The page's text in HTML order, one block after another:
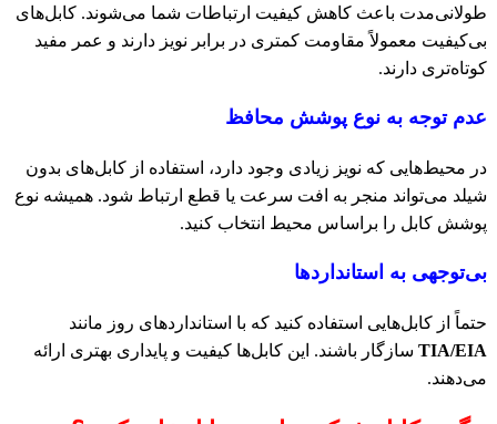
طولانی‌مدت باعث کاهش کیفیت ارتباطات شما می‌شوند. کابل‌های
بی‌کیفیت معمولاً مقاومت کمتری در برابر نویز دارند و عمر مفید
کوتاه‌تری دارند.
عدم توجه به نوع پوشش محافظ
در محیط‌هایی که نویز زیادی وجود دارد، استفاده از کابل‌های بدون
شیلد می‌تواند منجر به افت سرعت یا قطع ارتباط شود. همیشه نوع
پوشش کابل را براساس محیط انتخاب کنید.
بی‌توجهی به استانداردها
حتماً از کابل‌هایی استفاده کنید که با استانداردهای روز مانند
TIA/EIAسازگار باشند. این کابل‌ها کیفیت و پایداری بهتری ارائه
می‌دهند.